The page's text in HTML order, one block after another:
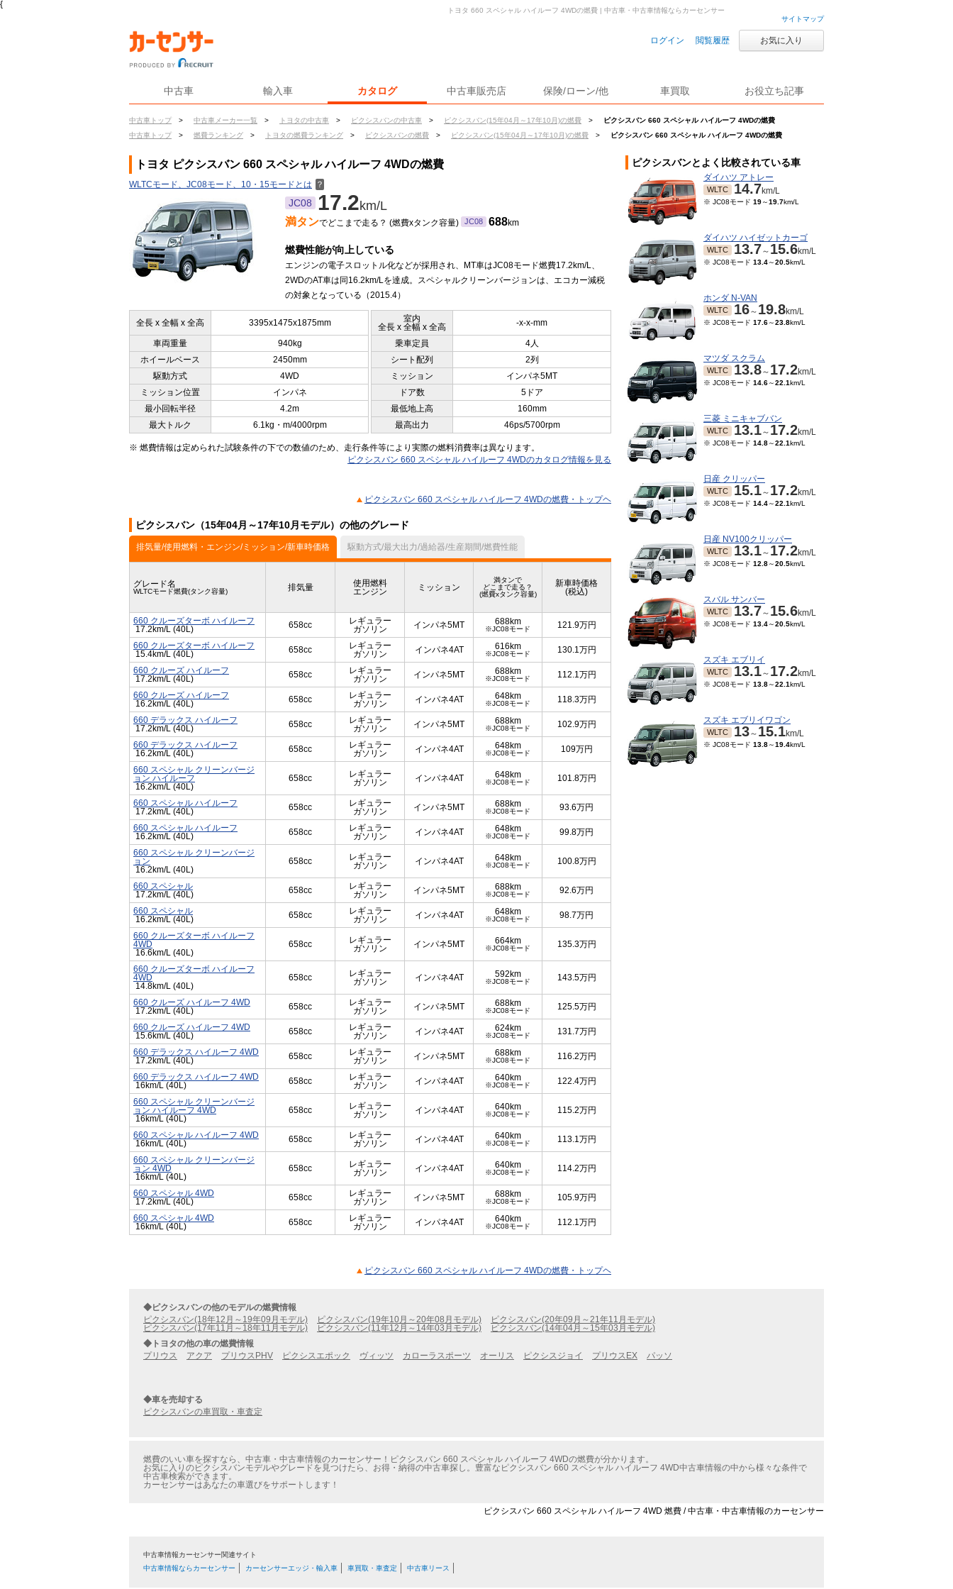
{
サイトマップ
ログイン 閲覧履歴 お気に入り
中古車 輸入車 カタログ 中古車販売店 保険/ローン/他 車買取 お役立ち記事
中古車トップ > 中古車メーカー一覧 > トヨタの中古車 > ピクシスバンの中古車 > ピクシスバン(15年04月～17年10月)の燃費 >
ピクシスバン 660 スペシャル ハイルーフ 4WDの燃費
中古車トップ
> 燃費ランキング > トヨタの燃費ランキング > ピクシスバンの燃費 > ピクシスバン(15年04月～17年10月)の燃費 > ピクシスバン 660 スペシャル ハイルーフ 4WDの燃費
トヨタ 660 スペシャル ハイルーフ 4WDの燃費 | 中古車・中古車情報ならカーセンサー
トヨタ ピクシスバン 660 スペシャル ハイルーフ 4WDの燃費
WLTCモード、JC08モード、10・15モードとは ？
JC08 17.2km/L
満タンでどこまで走る？ (燃費xタンク容量) JC08 688km
燃費性能が向上している
エンジンの電子スロットル化などが採用され、MT車はJC08モード燃費17.2km/L、
2WDのAT車は同16.2km/Lを達成。スペシャルクリーンバージョンは、エコカー減税
の対象となっている（2015.4）
全長 x 全幅 x 全高 3395x1475x1875mm
室内
全長 x 全幅 x 全高
-x-x-mm
車両重量 940kg 乗車定員
4人
ホイールベース
2450mm シート配列
2列
駆動方式
4WD ミッション
インパネ5MT
ミッション位置
インパネ ドア数
5ドア
最小回転半径
4.2m 最低地上高
160mm
最大トルク
6.1kg・m/4000rpm 最高出力 46ps/5700rpm
※ 燃費情報は定められた試験条件の下での数値のため、走行条件等により実際の燃料消費率は異なります。
ピクシスバン 660 スペシャル ハイルーフ 4WDのカタログ情報を見る
ピクシスバン 660 スペシャル ハイルーフ 4WDの燃費・トップヘ
ピクシスバン（15年04月～17年10月モデル）の他のグレード
排気量/使用燃料・エンジン/ミッション/新車時価格 駆動方式/最大出力/過給器/生産期間/燃費性能
グレード名
WLTCモード燃費(タンク容量) 排気量
使用燃料
エンジン
ミッション
満タンで
どこまで走る？
(燃費xタンク容量)
新車時価格
(税込)
660 クルーズターボ ハイルーフ
17.2km/L (40L)
658cc
レギュラー
ガソリン
インパネ5MT 688km
※JC08モード 121.9万円
660 クルーズターボ ハイルーフ
15.4km/L (40L)
658cc
レギュラー
ガソリン
インパネ4AT 616km
※JC08モード 130.1万円
660 クルーズ ハイルーフ
17.2km/L (40L)
658cc
レギュラー
ガソリン
インパネ5MT 688km
※JC08モード 112.1万円
660 クルーズ ハイルーフ
16.2km/L (40L)
658cc
レギュラー
ガソリン
インパネ4AT 648km
※JC08モード 118.3万円
660 デラックス ハイルーフ
17.2km/L (40L)
658cc
レギュラー
ガソリン
インパネ5MT 688km
※JC08モード 102.9万円
660 デラックス ハイルーフ
16.2km/L (40L)
658cc
レギュラー
ガソリン
インパネ4AT 648km
※JC08モード 109万円
660 スペシャル クリーンバージ
ョン ハイルーフ
16.2km/L (40L)
658cc
レギュラー
ガソリン
インパネ4AT 648km
※JC08モード 101.8万円
660 スペシャル ハイルーフ
17.2km/L (40L)
658cc
レギュラー
ガソリン
インパネ5MT 688km
※JC08モード 93.6万円
660 スペシャル ハイルーフ
16.2km/L (40L)
658cc
レギュラー
ガソリン
インパネ4AT 648km
※JC08モード 99.8万円
660 スペシャル クリーンバージ
ョン
16.2km/L (40L)
658cc
レギュラー
ガソリン
インパネ4AT 648km
※JC08モード 100.8万円
660 スペシャル
17.2km/L (40L)
658cc
レギュラー
ガソリン
インパネ5MT 688km
※JC08モード 92.6万円
660 スペシャル
16.2km/L (40L)
658cc
レギュラー
ガソリン
インパネ4AT 648km
※JC08モード 98.7万円
660 クルーズターボ ハイルーフ
4WD
16.6km/L (40L)
658cc
レギュラー
ガソリン
インパネ5MT 664km
※JC08モード 135.3万円
660 クルーズターボ ハイルーフ
4WD
14.8km/L (40L)
658cc
レギュラー
ガソリン
インパネ4AT 592km
※JC08モード 143.5万円
660 クルーズ ハイルーフ 4WD
17.2km/L (40L)
658cc
レギュラー
ガソリン
インパネ5MT 688km
※JC08モード 125.5万円
660 クルーズ ハイルーフ 4WD
15.6km/L (40L)
658cc
レギュラー
ガソリン
インパネ4AT 624km
※JC08モード 131.7万円
660 デラックス ハイルーフ 4WD
17.2km/L (40L)
658cc
レギュラー
ガソリン
インパネ5MT 688km
※JC08モード 116.2万円
660 デラックス ハイルーフ 4WD
16km/L (40L)
658cc
レギュラー
ガソリン
インパネ4AT 640km
※JC08モード 122.4万円
660 スペシャル クリーンバージ
ョン ハイルーフ 4WD
16km/L (40L)
658cc
レギュラー
ガソリン
インパネ4AT 640km
※JC08モード 115.2万円
660 スペシャル ハイルーフ 4WD
16km/L (40L)
658cc
レギュラー
ガソリン
インパネ4AT 640km
※JC08モード 113.1万円
660 スペシャル クリーンバージ
ョン 4WD
16km/L (40L)
658cc
レギュラー
ガソリン
インパネ4AT 640km
※JC08モード 114.2万円
660 スペシャル 4WD
17.2km/L (40L)
658cc
レギュラー
ガソリン
インパネ5MT 688km
※JC08モード 105.9万円
660 スペシャル 4WD
16km/L (40L)
658cc
レギュラー
ガソリン
インパネ4AT 640km
※JC08モード 112.1万円
ピクシスバン 660 スペシャル ハイルーフ 4WDの燃費・トップヘ
ピクシスバンとよく比較されている車
ダイハツ アトレー
WLTC 14.7km/L
※ JC08モード 19～19.7km/L
ダイハツ ハイゼットカーゴ
WLTC 13.7～ 15.6km/L
※ JC08モード 13.4～20.5km/L
ホンダ N-VAN
WLTC 16～ 19.8km/L
※ JC08モード 17.6～23.8km/L
マツダ スクラム
WLTC 13.8～ 17.2km/L
※ JC08モード 14.6～22.1km/L
三菱 ミニキャブバン
WLTC 13.1～ 17.2km/L
※ JC08モード 14.8～22.1km/L
日産 クリッパー
WLTC 15.1～ 17.2km/L
※ JC08モード 14.4～22.1km/L
日産 NV100クリッパー
WLTC 13.1～ 17.2km/L
※ JC08モード 12.8～20.5km/L
スバル サンバー
WLTC 13.7～ 15.6km/L
※ JC08モード 13.4～20.5km/L
スズキ エブリイ
WLTC 13.1～ 17.2km/L
※ JC08モード 13.8～22.1km/L
スズキ エブリイワゴン
WLTC 13～ 15.1km/L
※ JC08モード 13.8～19.4km/L
◆ピクシスバンの他のモデルの燃費情報
ピクシスバン(18年12月～19年09月モデル)
ピクシスバン(19年10月～20年08月モデル)
ピクシスバン(20年09月～21年11月モデル)
ピクシスバン(17年11月～18年11月モデル)
ピクシスバン(11年12月～14年03月モデル)
ピクシスバン(14年04月～15年03月モデル)
◆トヨタの他の車の燃費情報
プリウス
アクア プリウスPHV ピクシスエポック ヴィッツ カローラスポーツ オーリス ピクシスジョイ プリウスEX パッソ
◆車を売却する
ピクシスバンの車買取・車査定
燃費のいい車を探すなら、中古車・中古車情報のカーセンサー！ピクシスバン 660 スペシャル ハイルーフ 4WDの燃費が分かります。
お気に入りのピクシスバンモデルやグレードを見つけたら、お得・納得の中古車探し。豊富なピクシスバン 660 スペシャル ハイルーフ 4WD中古車情報の中から様々な条件で
中古車検索ができます。
カーセンサーはあなたの車選びをサポートします！
ピクシスバン 660 スペシャル ハイルーフ 4WD 燃費 / 中古車・中古車情報のカーセンサー
中古車情報カーセンサー関連サイト
中古車情報ならカーセンサー
カーセンサーエッジ・輸入車 車買取・車査定 中古車リース